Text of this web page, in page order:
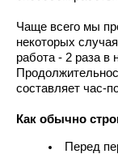
Чаще всего мы
некоторых
работа - 2 раза в
составляет час-
Как обычно
Перед